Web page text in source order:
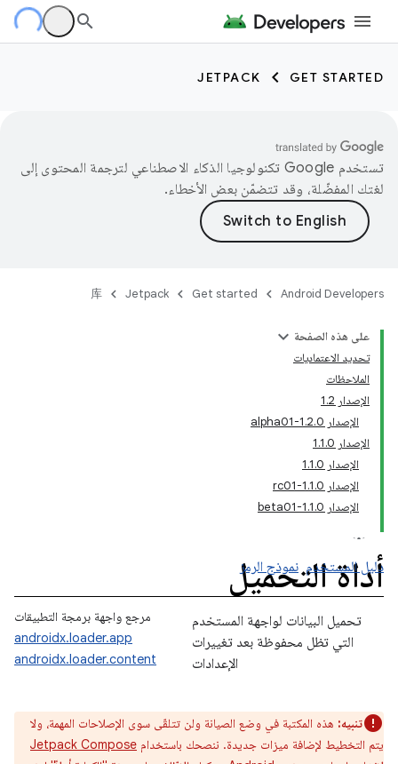
GET STARTED
JETPACK
تستخدم Google تكنولوجيا الذكاء الاصطناعي لترجمة المحتوى إلى
لغتك المفضّلة، وقد تتضمّن بعض الأخطاء.
Android Developers
Get started
Jetpack
库
على هذه الصفحة
تحديد الاعتماديات
الملاحظات
الإصدار 1.2
الإصدار 1.2.0-alpha01
الإصدار 1.1.0
الإصدار 1.1.0
الإصدار 1.1.0-rc01
الإصدار 1.1.0-beta01
أداة التحميل
دليل المستخدم نموذج الرمز
مرجع واجهة برمجة التطبيقات
androidx.loader.app
androidx.loader.content
تحميل البيانات لواجهة المستخدم
التي تظل محفوظة بعد تغييرات
الإعدادات
تنبيه: هذه المكتبة في وضع الصيانة ولن تتلقّى سوى الإصلاحات المهمة، ولا
يتم التخطيط لإضافة ميزات جديدة. ننصحك باستخدام Jetpack Compose